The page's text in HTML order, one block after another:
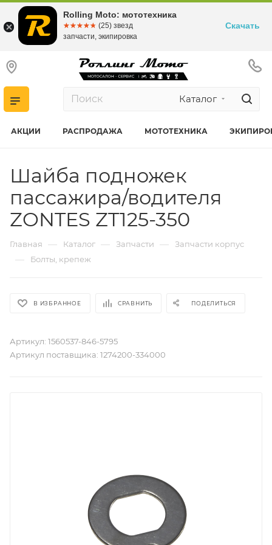
Каталог
АКЦИИ РАСПРОДАЖА МОТОТЕХНИКА
Шайба подножек
пассажира/водителя
ZONTES ZT125-350
Главная — Каталог — Запчасти — Запчасти корпус
— Болты, крепеж
В ИЗБРАННОЕ СРАВНИТЬ ПОДЕЛИТЬСЯ
Артикул: 1560537-846-5795
Артикул поставщика: 1274200-334000
Rolling Moto: мототехника
☆☆☆☆☆
★★★★★ (25) звезд
запчасти, экипировка
Скачать